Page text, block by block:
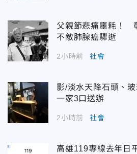
父親節悲痛噩耗！
不敵肺腺癌驟逝
2小時前 社會
影/淡水天降石頭、
一家3口送辦
2小時前 社會
高雄119專線去年日